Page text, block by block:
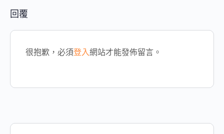
回覆
很抱歉，必須登入網站才能發佈留言。